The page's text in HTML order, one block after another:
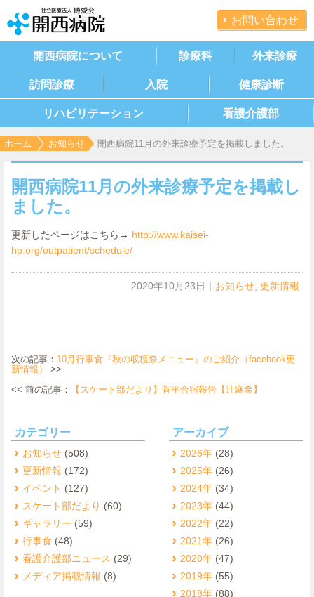
お問い合わせ
開西病院について 診療科 外来診療
訪問診療 入院 健康診断
リハビリテーション 看護介護部
ホーム お知らせ 開西病院11月の外来診療予定を掲載しました。
開西病院11月の外来診療予定を掲載し
ました。
更新したページはこちら→ http://www.kaisei-
hp.org/outpatient/schedule/
2020年10月23日 ｜ お知らせ 更新情報
次の記事： 10月行事食『秋の収穫祭メニュー』のご紹介（facebook更
新情報）
>>
<< 前の記事：
【スケート部だより】菅平合宿報告【辻麻希】
カテゴリー
お知らせ (508)
更新情報 (172)
イベント (127)
スケート部だより (60)
ギャラリー (59)
行事食 (48)
看護介護部ニュース (29)
メディア掲載情報 (8)
アーカイブ
2026年(28)
2025年(26)
2024年(34)
2023年(44)
2022年(22)
2021年(26)
2020年(47)
2019年(55)
2018年(88)